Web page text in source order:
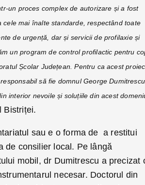
un proces complex de autorizare și a fost
mai înalte standarde, respectând toate
de urgență, dar și servicii de profilaxie și
un program de control profilactic pentru
Școlar Județean. Pentru ca acest
să fie domnul George
interior nevoile și soluțiile din acest
Bistriței.
sau e o forma de a restitui
de consilier local. Pe lângă
mobil, dr Dumitrescu a precizat
necesar. Doctorul din